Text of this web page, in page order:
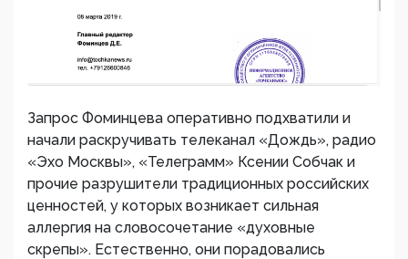
Запрос Фоминцева оперативно подхватили и
начали раскручивать телеканал «Дождь», радио
«Эхо Москвы», «Телеграмм» Ксении Собчак и
прочие разрушители традиционных российских
ценностей, у которых возникает сильная
аллергия на словосочетание «духовные
скрепы». Естественно, они порадовались